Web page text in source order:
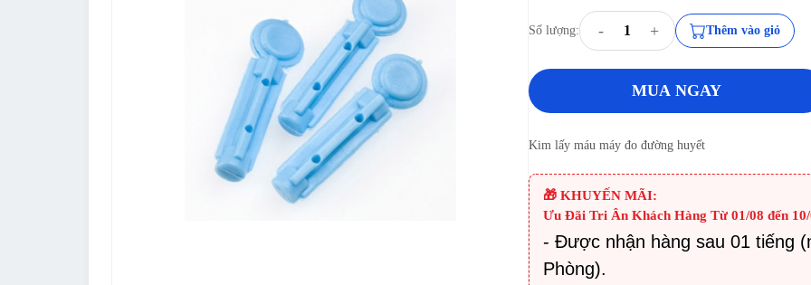
Số lượng: - + Thêm vào giỏ
MUA NGAY
Kim lấy máu máy đo đường huyết
🎁 KHUYẾN MÃI:
Ưu Đãi Tri Ân Khách Hàng Từ 01/08 đến
- Được nhận hàng sau 01 tiếng
Phòng).